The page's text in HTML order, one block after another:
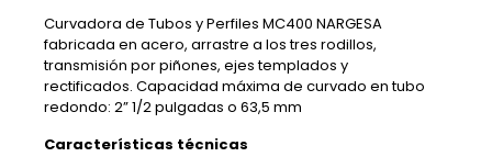
Curvadora de Tubos y Perfiles MC400 NARGESA
fabricada en acero, arrastre a los tres rodillos,
transmisión por piñones, ejes templados y
rectificados. Capacidad máxima de curvado en tubo
redondo: 2” 1/2 pulgadas o 63,5 mm
Características técnicas